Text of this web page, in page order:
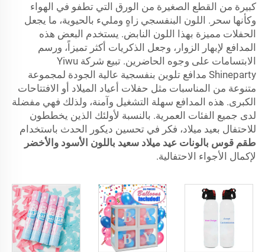
كبيرة من القطع الصغيرة من الورق التي تطفو في الهواء
وكأنها سحر. اللون البنفسجي زاهٍ ومليء بالحيوية، ما يجعل
الحفلات مميزة بهذا اللون النابض. يستخدم البعض هذه
المدافع لإبهار الزوار، وجعل الذكريات أكثر تميزاً، ورسم
الابتسامات على وجوه الحاضرين. تبيع شركة Yiwu
Shineparty مدافع تلوين بنفسجية عالية الجودة لمجموعة
متنوعة من المناسبات مثل حفلات أعياد الميلاد أو الافتتاحات
الكبرى. هذه المدافع سهلة التشغيل وآمنة، ولذلك فهي مفضلة
لدى جميع الفئات العمرية. بالنسبة لأولئك الذين يخططون
للاحتفال بعيد ميلاد، فكر في تحسين ديكور الحدث باستخدام
طقم قوس بالونات عيد ميلاد سعيد باللون الأسود والأخضر
لإكمال الأجواء الاحتفالية.